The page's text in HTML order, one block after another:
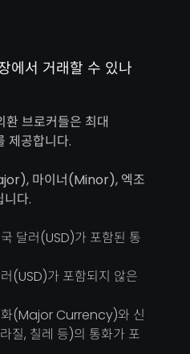
에서 거래할 수 있나
환 브로커들은 최대
제공합니다.
마이너(Minor), 엑조
다.
달러(USD)가 포함된 통
(USD)가 포함되지 않은
화(Major Currency)와 신
질, 칠레 등)의 통화가 포